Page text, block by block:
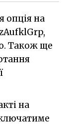
опція на
Також ще
на